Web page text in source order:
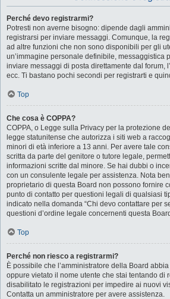
Perché devo registrarmi?
Potresti non averne bisogno: dipende dagli
registrarsi per inviare messaggi. Comunque, la
ad altre funzioni che non sono disponibili per gli
un’immagine personale definibile, messaggistica
inviare messaggi di posta direttamente dal forum,
ecc. Ti bastano pochi secondi per registrarti e
Top
Che cosa è COPPA?
COPPA, o Legge sulla Privacy per la protezione
legge statunitense che autorizza i siti web a
minori di età inferiore a 13 anni. Per avere tale
scritta da parte del genitore o tutore legale,
informazioni scritte dal minore. Se hai dubbi o
con un consulente legale per assistenza. Nota
proprietario di questa Board non possono fornire
punto di contatto per questioni legali di qualsiasi
indicato nella domanda “Chi devo contattare per
questioni d’ordine legale concernenti questa
Top
Perché non riesco a registrarmi?
È possibile che l’amministratore della Board
oppure vietato il nome utente che stai tentando di
disabilitato le registrazioni per impedire ai nuovi
Contatta un amministratore per avere assistenza.